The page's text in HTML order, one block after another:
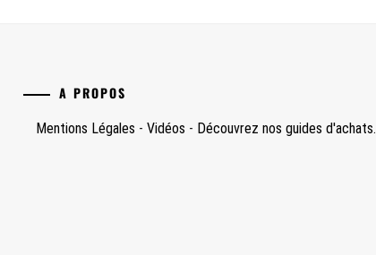
A PROPOS
Mentions Légales - Vidéos - Découvrez nos guides d'achats.